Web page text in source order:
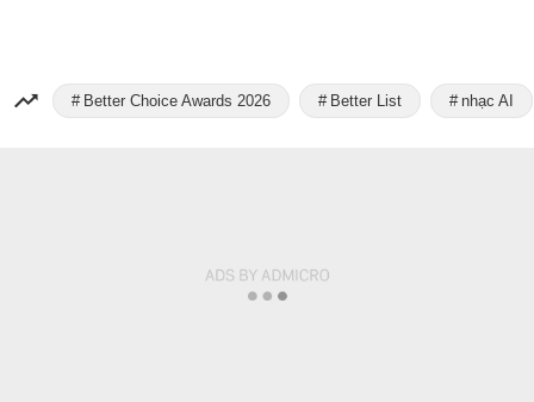
Better Choice Awards 2026 Better List nhạc AI